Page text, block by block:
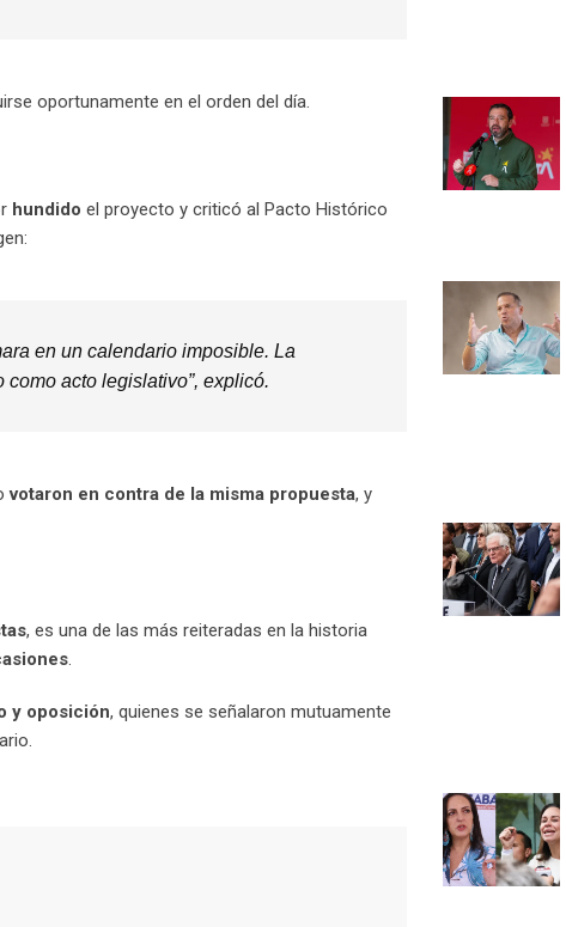
oportunamente en el orden del día.
hundido el proyecto y criticó al Pacto Histórico
en un calendario imposible. La
acto legislativo”, explicó.
votaron en contra de la misma propuesta, y
, es una de las más reiteradas en la historia
.
y oposición, quienes se señalaron mutuamente